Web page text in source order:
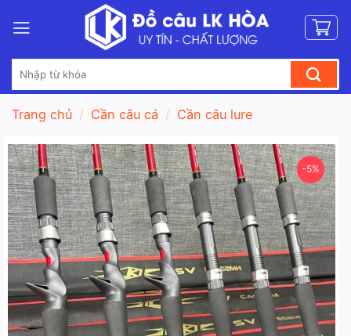
qua
dung
kiếm:
Trang chủ / Cần câu cá / Cần câu lure
-5%